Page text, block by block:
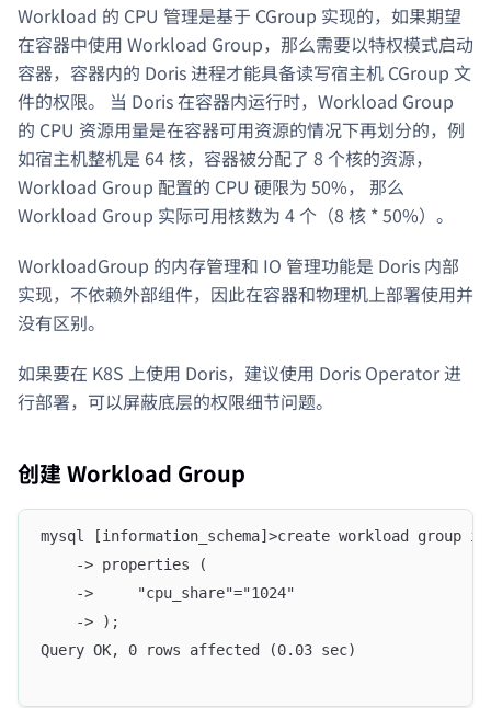
Workload 的 CPU 管理是基于 CGroup 实现的，如果期望
在容器中使用 Workload Group，那么需要以特权模式启动
容器，容器内的 Doris 进程才能具备读写宿主机 CGroup 文
件的权限。 当 Doris 在容器内运行时，Workload Group
的 CPU 资源用量是在容器可用资源的情况下再划分的，例
如宿主机整机是 64 核，容器被分配了 8 个核的资源，
Workload Group 配置的 CPU 硬限为 50%， 那么
Workload Group 实际可用核数为 4 个（8 核 * 50%）。
WorkloadGroup 的内存管理和 IO 管理功能是 Doris 内部
实现，不依赖外部组件，因此在容器和物理机上部署使用并
没有区别。
如果要在 K8S 上使用 Doris，建议使用 Doris Operator 进
行部署，可以屏蔽底层的权限细节问题。
创建 Workload Group
mysql [information_schema]>create workload group
    -> properties (
    ->     "cpu_share"="1024"
    -> );
Query OK, 0 rows affected (0.03 sec)